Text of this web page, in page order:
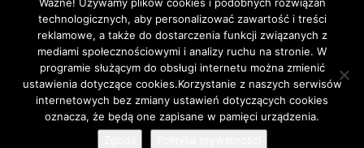
Podążaj za nami
Nota prawna Polityka prywatnosci Kariera Regulamin
technologicznych, aby personalizować zawartość i treści
reklamowe, a także do dostarczenia funkcji związanych z
mediami społecznościowymi i analizy ruchu na stronie. W
programie służącym do obsługi internetu można zmienić
ustawienia dotyczące cookies.Korzystanie z naszych serwisów
internetowych bez zmiany ustawień dotyczących cookies
oznacza, że będą one zapisane w pamięci urządzenia.